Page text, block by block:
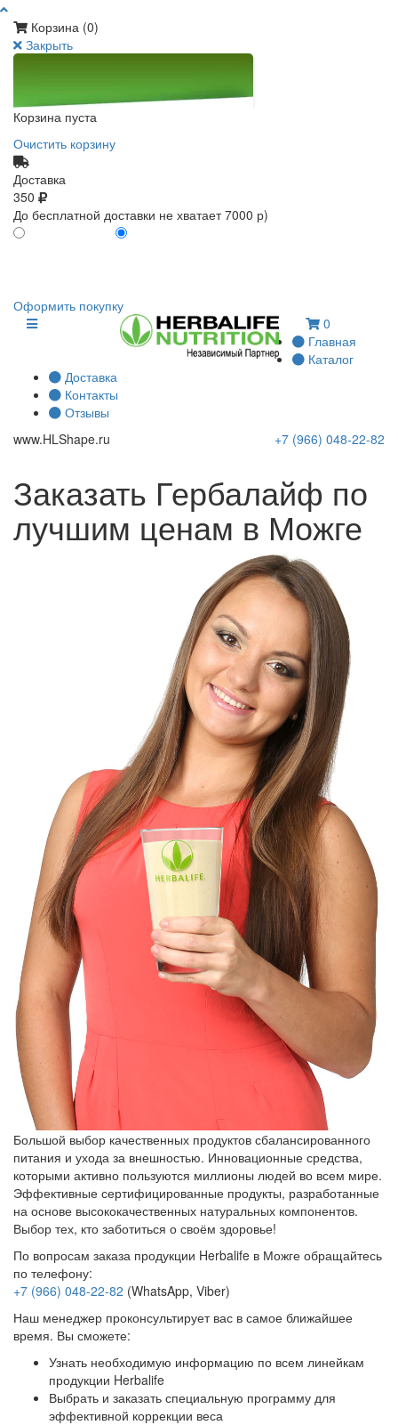
Корзина (0)
Закрыть
Корзина пуста
Очистить корзину
Доставка
350
До бесплатной доставки не хватает 7000 р)
Оформить покупку
0
Главная
Каталог
Доставка
Контакты
Отзывы
www.HLShape.ru +7 (966) 048-22-82
Заказать Гербалайф по
лучшим ценам в Можге
Большой выбор качественных продуктов сбалансированного
питания и ухода за внешностью. Инновационные средства,
которыми активно пользуются миллионы людей во всем мире.
Эффективные сертифицированные продукты, разработанные
на основе высококачественных натуральных компонентов.
Выбор тех, кто заботиться о своём здоровье!
По вопросам заказа продукции Herbalife в Можге обращайтесь
по телефону:
+7 (966) 048-22-82 (WhatsApp, Viber)
Наш менеджер проконсультирует вас в самое ближайшее
время. Вы сможете:
Узнать необходимую информацию по всем линейкам
продукции Herbalife
Выбрать и заказать специальную программу для
эффективной коррекции веса